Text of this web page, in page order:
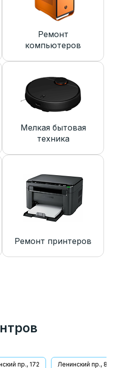
Ремонт
компьютеров
Мелкая бытовая
техника
Ремонт принтеров
пр., 172 Ленинский пр., 8/1